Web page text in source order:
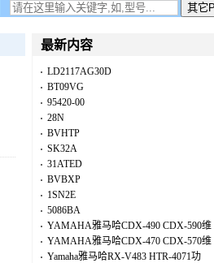
最新内容
LD2117AG30D
BT09VG
95420-00
28N
BVHTP
SK32A
31ATED
BVBXP
1SN2E
5086BA
YAMAHA雅马哈CDX-490 CDX-590维
YAMAHA雅马哈CDX-470 CDX-570维
Yamaha雅马哈RX-V483 HTR-4071功